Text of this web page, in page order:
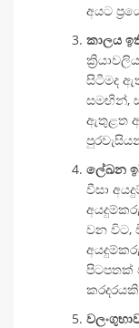
අයට
කාලය
සිටීමද
සමඟින්,
ඇතුළත
ලේඛන
වීසා
වන විට,
පිටපතක්